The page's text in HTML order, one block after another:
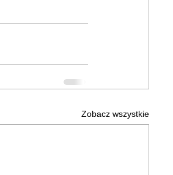
Zobacz wszystkie